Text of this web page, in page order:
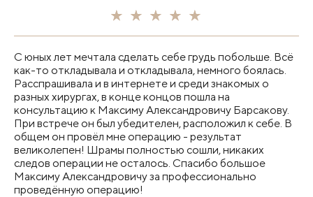
С юных лет мечтала сделать себе грудь побольше. Всё
как-то откладывала и откладывала, немного боялась.
Расспрашивала и в интернете и среди знакомых о
разных хирургах, в конце концов пошла на
консультацию к Максиму Александровичу Барсакову.
При встрече он был убедителен, расположил к себе. В
общем он провёл мне операцию - результат
великолепен! Шрамы полностью сошли, никаких
следов операции не осталось. Спасибо большое
Максиму Александровичу за профессионально
проведённую операцию!